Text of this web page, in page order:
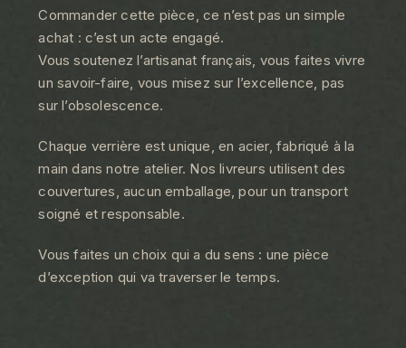
Commander cette pièce, ce n’est pas un simple
achat : c’est un acte engagé.
Vous soutenez l’artisanat français, vous faites vivre
un savoir-faire, vous misez sur l’excellence, pas
sur l’obsolescence.
Chaque verrière est unique, en acier, fabriqué à la
main dans notre atelier. Nos livreurs utilisent des
couvertures, aucun emballage, pour un transport
soigné et responsable.
Vous faites un choix qui a du sens : une pièce
d’exception qui va traverser le temps.